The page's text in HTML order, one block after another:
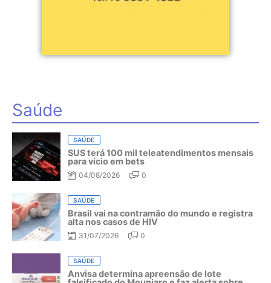
Saúde
SAÚDE
SUS terá 100 mil teleatendimentos mensais
para vício em bets
04/08/2026 0
SAÚDE
Brasil vai na contramão do mundo e registra
alta nos casos de HIV
31/07/2026 0
SAÚDE
Anvisa determina apreensão de lote